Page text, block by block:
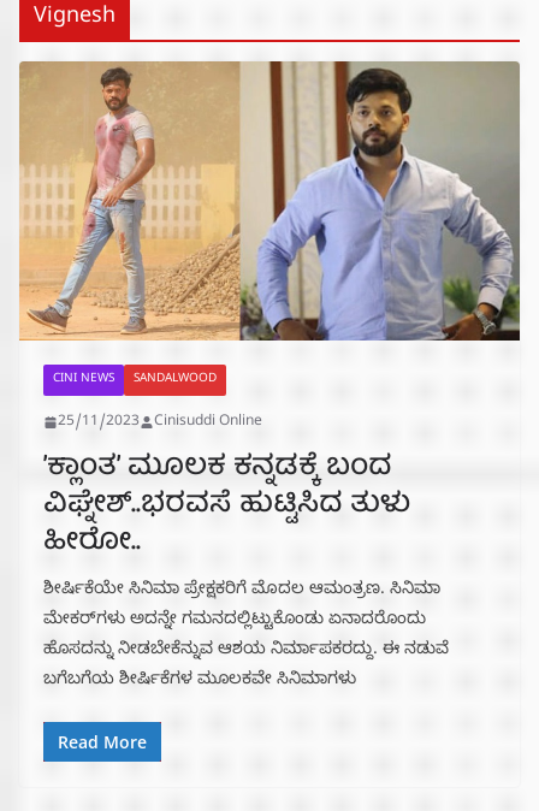
Vignesh
CINI NEWS SANDALWOOD
25/11/2023 Cinisuddi Online
’ಕ್ಲಾಂತ’ ಮೂಲಕ ಕನ್ನಡಕ್ಕೆ ಬಂದ
ವಿಘ್ನೇಶ್..ಭರವಸೆ ಹುಟ್ಟಿಸಿದ ತುಳು
ಹೀರೋ..
ಶೀರ್ಷಿಕೆಯೇ ಸಿನಿಮಾ ಪ್ರೇಕ್ಷಕರಿಗೆ ಮೊದಲ ಆಮಂತ್ರಣ. ಸಿನಿಮಾ
ಮೇಕರ್‌ಗಳು ಅದನ್ನೇ ಗಮನದಲ್ಲಿಟ್ಟುಕೊಂಡು ಏನಾದರೊಂದು
ಹೊಸದನ್ನು ನೀಡಬೇಕೆನ್ನುವ ಆಶಯ ನಿರ್ಮಾಪಕರದ್ದು. ಈ ನಡುವೆ
ಬಗೆಬಗೆಯ ಶೀರ್ಷಿಕೆಗಳ ಮೂಲಕವೇ ಸಿನಿಮಾಗಳು
Read More